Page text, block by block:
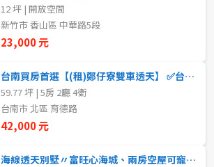
3房
12 坪 | 開放空間
新竹市 香山區 中華路5段
23,000 元
台南買房首選【(租)鄭仔寮雙車透天】 ✅台南房仲老妹
59.77 坪 | 5房 2廳 4衛
台南市 北區 育德路
42,000 元
海線透天別墅〃富旺心海城、兩房空屋可寵附冷氣